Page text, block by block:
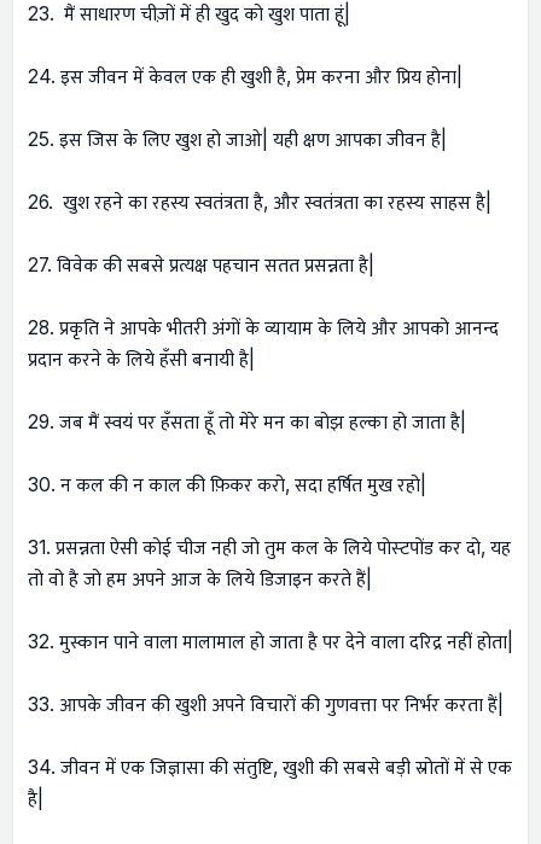
23. मैं साधारण चीज़ों में ही खुद को खुश पाता हूं|
24. इस जीवन में केवल एक ही खुशी है, प्रेम करना और प्रिय होना|
25. इस जिस के लिए खुश हो जाओ| यही क्षण आपका जीवन है|
26. खुश रहने का रहस्य स्वतंत्रता है, और स्वतंत्रता का रहस्य साहस है|
27. विवेक की सबसे प्रत्यक्ष पहचान सतत प्रसन्नता है|
28. प्रकृति ने आपके भीतरी अंगों के व्यायाम के लिये और आपको आनन्द
प्रदान करने के लिये हँसी बनायी है|
29. जब मैं स्वयं पर हँसता हूँ तो मेरे मन का बोझ हल्का हो जाता है|
30. न कल की न काल की फ़िकर करो, सदा हर्षित मुख रहो|
31. प्रसन्नता ऐसी कोई चीज नही जो तुम कल के लिये पोस्‍टपोंड कर दो, यह
तो वो है जो हम अपने आज के लिये डिजाइन करते हैं|
32. मुस्कान पाने वाला मालामाल हो जाता है पर देने वाला दरिद्र नहीं होता|
33. आपके जीवन की खुशी अपने विचारों की गुणवत्ता पर निर्भर करता हैं|
34. जीवन में एक जिज्ञासा की संतुष्टि, खुशी की सबसे बड़ी स्रोतों में से एक
है|